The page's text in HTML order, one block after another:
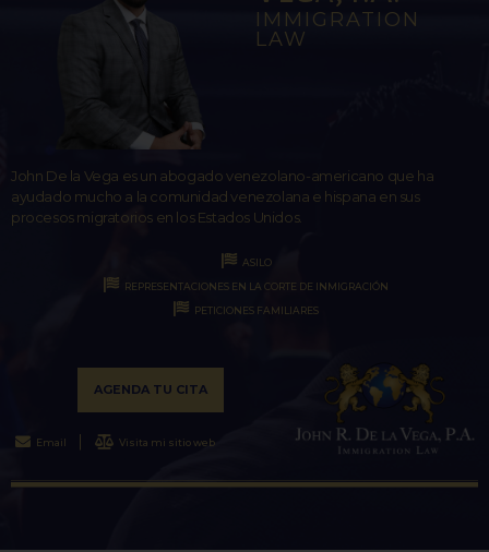
IMMIGRATION
LAW
John De la Vega es un abogado venezolano-americano que ha
ayudado mucho a la comunidad venezolana e hispana en sus
procesos migratorios en los Estados Unidos.
ASILO
REPRESENTACIONES EN LA CORTE DE INMIGRACIÓN
PETICIONES FAMILIARES
AGENDA TU CITA
Email Visita mi sitio web